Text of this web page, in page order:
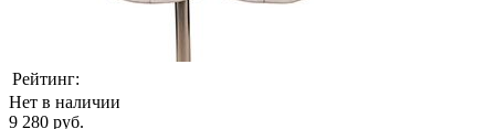
Рейтинг:
Нет в наличии
9 280 руб.